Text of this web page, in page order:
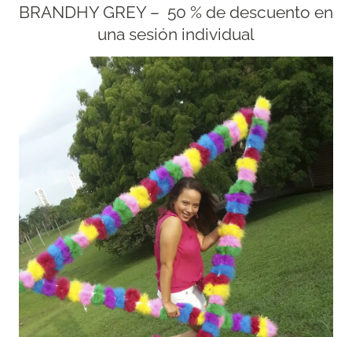
BRANDHY GREY – 50 % de descuento en
una sesión individual